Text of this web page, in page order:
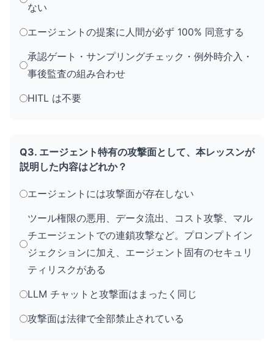
ない
エージェントの提案に人間が必ず 100% 同意する
承認ゲート・サンプリングチェック・例外時介入・
事後監査の組み合わせ
HITL は不要
Q3. エージェント特有の攻撃面として、本レッスンが
説明した内容はどれか？
エージェントには攻撃面が存在しない
ツール権限の悪用、データ流出、コスト攻撃、マル
チエージェントでの連鎖攻撃など。プロンプトイン
ジェクションに加え、エージェント固有のセキュリ
ティリスクがある
LLM チャットと攻撃面はまったく同じ
攻撃面は法律で全部禁止されている